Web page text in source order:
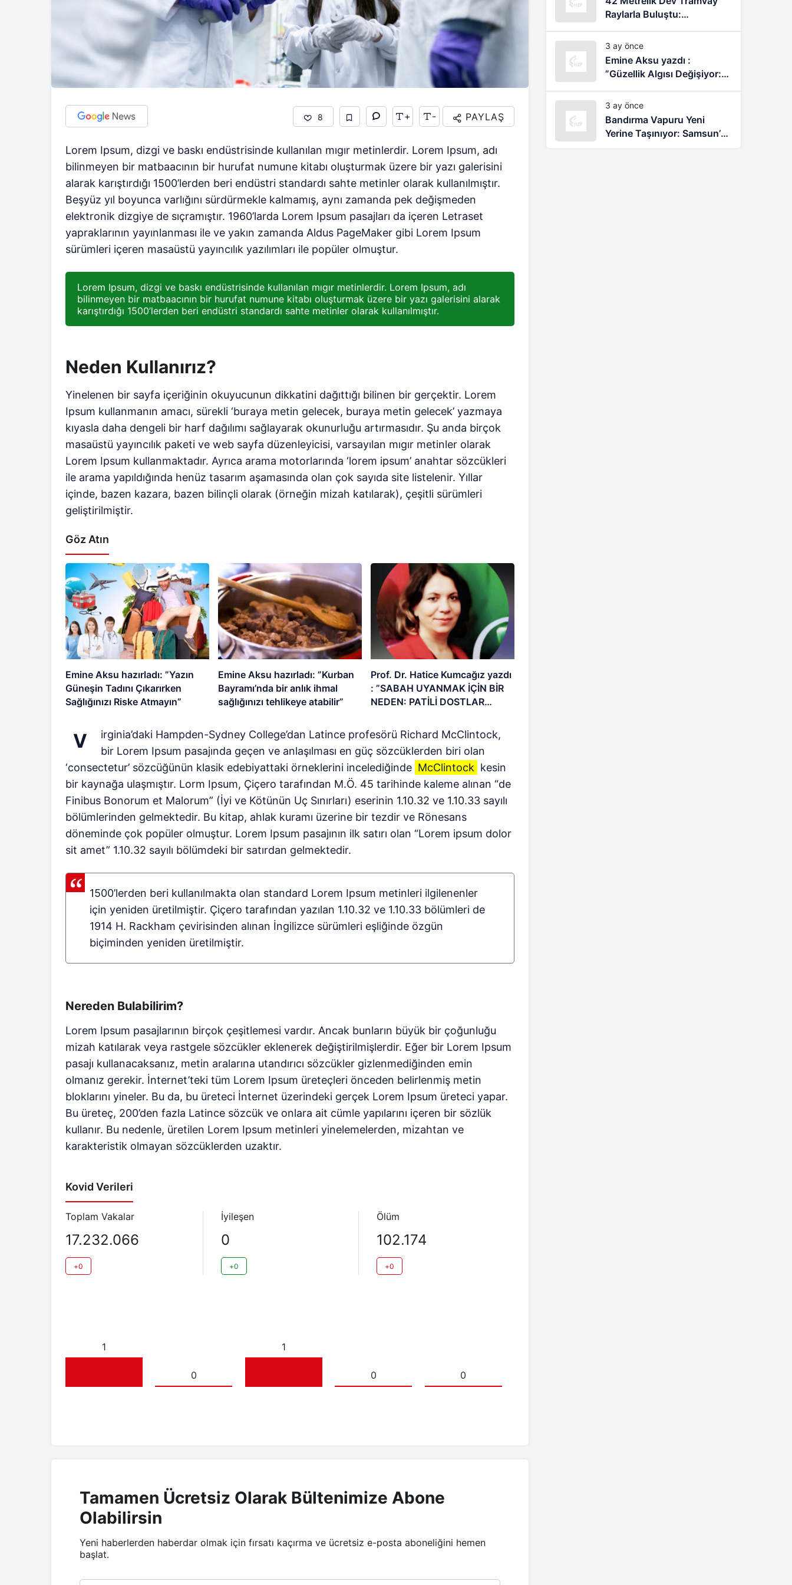
8 + - PAYLAŞ
Lorem Ipsum, dizgi ve baskı endüstrisinde kullanılan mıgır metinlerdir. Lorem Ipsum, adı
bilinmeyen bir matbaacının bir hurufat numune kitabı oluşturmak üzere bir yazı galerisini
alarak karıştırdığı 1500’lerden beri endüstri standardı sahte metinler olarak kullanılmıştır.
Beşyüz yıl boyunca varlığını sürdürmekle kalmamış, aynı zamanda pek değişmeden
elektronik dizgiye de sıçramıştır. 1960’larda Lorem Ipsum pasajları da içeren Letraset
yapraklarının yayınlanması ile ve yakın zamanda Aldus PageMaker gibi Lorem Ipsum
sürümleri içeren masaüstü yayıncılık yazılımları ile popüler olmuştur.
Lorem Ipsum, dizgi ve baskı endüstrisinde kullanılan mıgır metinlerdir. Lorem Ipsum, adı
bilinmeyen bir matbaacının bir hurufat numune kitabı oluşturmak üzere bir yazı galerisini alarak
karıştırdığı 1500’lerden beri endüstri standardı sahte metinler olarak kullanılmıştır.
Neden Kullanırız?
Yinelenen bir sayfa içeriğinin okuyucunun dikkatini dağıttığı bilinen bir gerçektir. Lorem
Ipsum kullanmanın amacı, sürekli ‘buraya metin gelecek, buraya metin gelecek’ yazmaya
kıyasla daha dengeli bir harf dağılımı sağlayarak okunurluğu artırmasıdır. Şu anda birçok
masaüstü yayıncılık paketi ve web sayfa düzenleyicisi, varsayılan mıgır metinler olarak
Lorem Ipsum kullanmaktadır. Ayrıca arama motorlarında ‘lorem ipsum’ anahtar sözcükleri
ile arama yapıldığında henüz tasarım aşamasında olan çok sayıda site listelenir. Yıllar
içinde, bazen kazara, bazen bilinçli olarak (örneğin mizah katılarak), çeşitli sürümleri
geliştirilmiştir.
Göz Atın
Emine Aksu hazırladı: ”Yazın
Güneşin Tadını Çıkarırken
Sağlığınızı Riske Atmayın”
Emine Aksu hazırladı: ”Kurban
Bayramı’nda bir anlık ihmal
sağlığınızı tehlikeye atabilir”
Prof. Dr. Hatice Kumcağız yazdı
: ”SABAH UYANMAK İÇİN BİR
NEDEN: PATİLİ DOSTLAR
V
irginia’daki Hampden-Sydney College’dan Latince profesörü Richard McClintock,
bir Lorem Ipsum pasajında geçen ve anlaşılması en güç sözcüklerden biri olan
‘consectetur’ sözcüğünün klasik edebiyattaki örneklerini incelediğinde McClintock kesin
bir kaynağa ulaşmıştır. Lorm Ipsum, Çiçero tarafından M.Ö. 45 tarihinde kaleme alınan “de
Finibus Bonorum et Malorum” (İyi ve Kötünün Uç Sınırları) eserinin 1.10.32 ve 1.10.33 sayılı
bölümlerinden gelmektedir. Bu kitap, ahlak kuramı üzerine bir tezdir ve Rönesans
döneminde çok popüler olmuştur. Lorem Ipsum pasajının ilk satırı olan “Lorem ipsum dolor
sit amet” 1.10.32 sayılı bölümdeki bir satırdan gelmektedir.
1500’lerden beri kullanılmakta olan standard Lorem Ipsum metinleri ilgilenenler
için yeniden üretilmiştir. Çiçero tarafından yazılan 1.10.32 ve 1.10.33 bölümleri de
1914 H. Rackham çevirisinden alınan İngilizce sürümleri eşliğinde özgün
biçiminden yeniden üretilmiştir.
Nereden Bulabilirim?
Lorem Ipsum pasajlarının birçok çeşitlemesi vardır. Ancak bunların büyük bir çoğunluğu
mizah katılarak veya rastgele sözcükler eklenerek değiştirilmişlerdir. Eğer bir Lorem Ipsum
pasajı kullanacaksanız, metin aralarına utandırıcı sözcükler gizlenmediğinden emin
olmanız gerekir. İnternet’teki tüm Lorem Ipsum üreteçleri önceden belirlenmiş metin
bloklarını yineler. Bu da, bu üreteci İnternet üzerindeki gerçek Lorem Ipsum üreteci yapar.
Bu üreteç, 200’den fazla Latince sözcük ve onlara ait cümle yapılarını içeren bir sözlük
kullanır. Bu nedenle, üretilen Lorem Ipsum metinleri yinelemelerden, mizahtan ve
karakteristik olmayan sözcüklerden uzaktır.
Kovid Verileri
Toplam Vakalar
17.232.066
+0
İyileşen
0
+0
Ölüm
102.174
+0
1
0
1
0 0
Tamamen Ücretsiz Olarak Bültenimize Abone
Olabilirsin
Yeni haberlerden haberdar olmak için fırsatı kaçırma ve ücretsiz e-posta aboneliğini hemen
başlat.
Raylarla Buluştu:
Başlıyor
3 ay önce
Emine Aksu yazdı :
”Güzellik Algısı Değişiyor:
Bakımın Etkisini Ortaya
Koyuyor”
3 ay önce
Bandırma Vapuru Yeni
Yerine Taşınıyor: Samsun’da